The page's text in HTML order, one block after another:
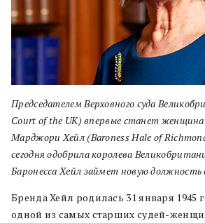
Председателем Верховного суда
Сourt of the UK) впервые станет женщина
Марджори Хейл (Baroness Hale of
сегодня одобрила королева
Баронесса Хейл займет новую должность
Бренда Хейл родилась 31 января 1945
одной из самых старших судей-